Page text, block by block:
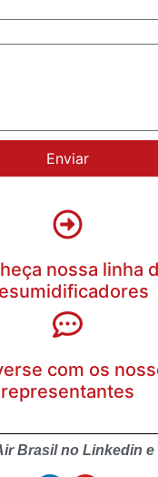
Enviar
nossa linha
com os
representantes
Brasil no Linkedin e